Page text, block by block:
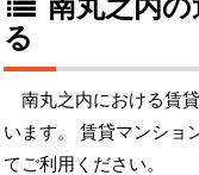
る
南丸之内における賃
います。 賃貸マンショ
てご利用ください。